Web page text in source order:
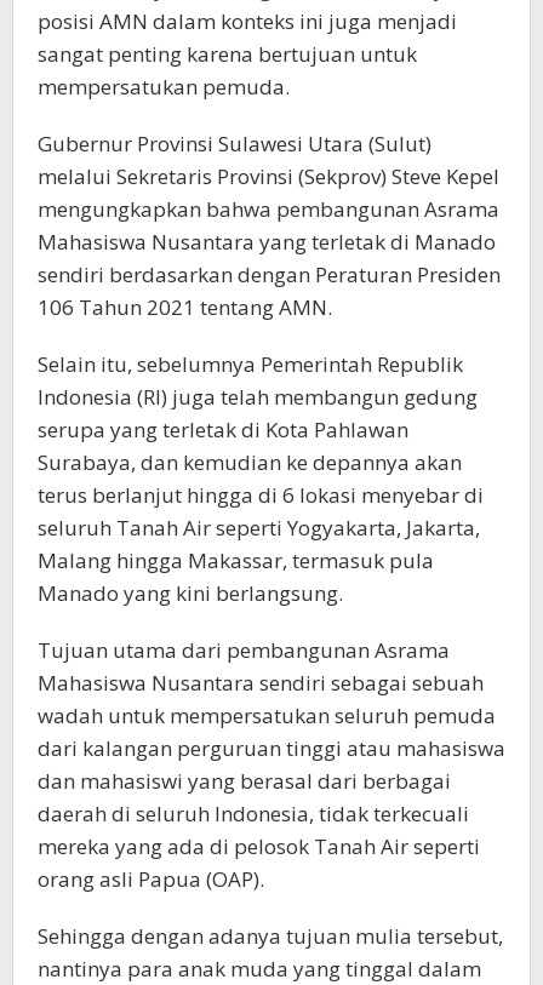
posisi AMN dalam konteks ini juga menjadi
sangat penting karena bertujuan untuk
mempersatukan pemuda.
Gubernur Provinsi Sulawesi Utara (Sulut)
melalui Sekretaris Provinsi (Sekprov) Steve Kepel
mengungkapkan bahwa pembangunan Asrama
Mahasiswa Nusantara yang terletak di Manado
sendiri berdasarkan dengan Peraturan Presiden
106 Tahun 2021 tentang AMN.
Selain itu, sebelumnya Pemerintah Republik
Indonesia (RI) juga telah membangun gedung
serupa yang terletak di Kota Pahlawan
Surabaya, dan kemudian ke depannya akan
terus berlanjut hingga di 6 lokasi menyebar di
seluruh Tanah Air seperti Yogyakarta, Jakarta,
Malang hingga Makassar, termasuk pula
Manado yang kini berlangsung.
Tujuan utama dari pembangunan Asrama
Mahasiswa Nusantara sendiri sebagai sebuah
wadah untuk mempersatukan seluruh pemuda
dari kalangan perguruan tinggi atau mahasiswa
dan mahasiswi yang berasal dari berbagai
daerah di seluruh Indonesia, tidak terkecuali
mereka yang ada di pelosok Tanah Air seperti
orang asli Papua (OAP).
Sehingga dengan adanya tujuan mulia tersebut,
nantinya para anak muda yang tinggal dalam